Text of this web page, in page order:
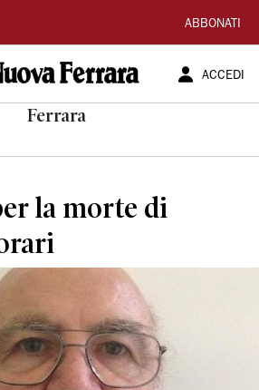
ABBONATI
ACCEDI
Ferrara
la morte di